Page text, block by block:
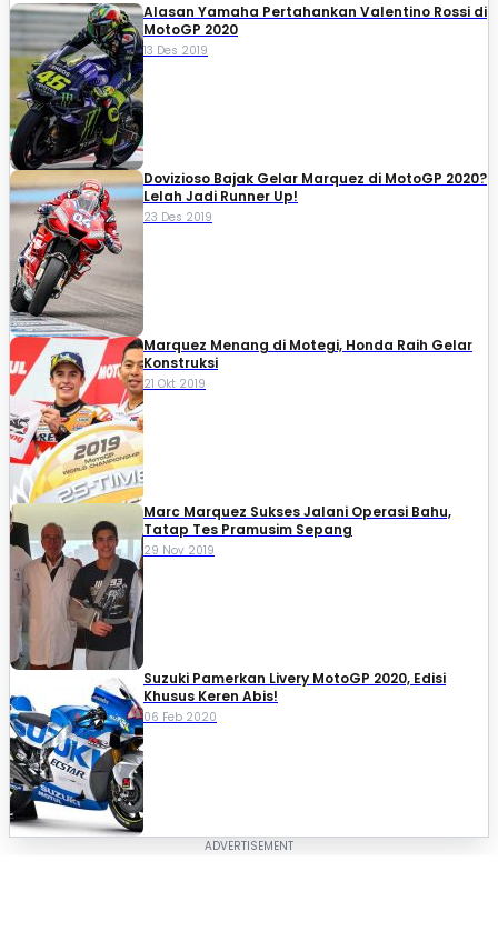
Alasan Yamaha Pertahankan Valentino Rossi di
MotoGP 2020
13 Des 2019
Dovizioso Bajak Gelar Marquez di MotoGP 2020?
Lelah Jadi Runner Up!
23 Des 2019
Marquez Menang di Motegi, Honda Raih Gelar
Konstruksi
21 Okt 2019
Marc Marquez Sukses Jalani Operasi Bahu,
Tatap Tes Pramusim Sepang
29 Nov 2019
Suzuki Pamerkan Livery MotoGP 2020, Edisi
Khusus Keren Abis!
06 Feb 2020